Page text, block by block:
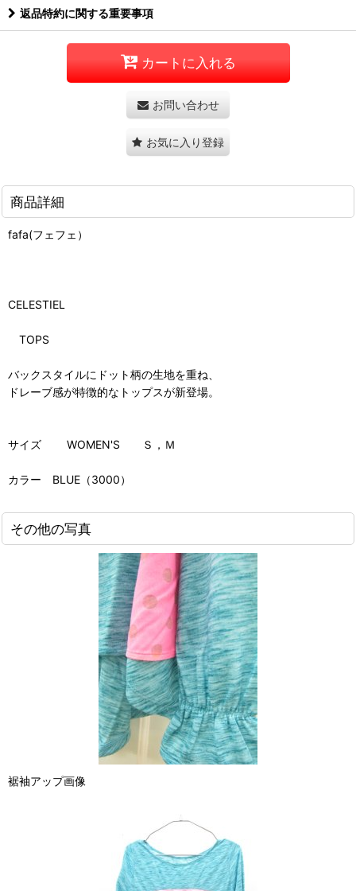
返品特約に関する重要事項
カートに入れる
お問い合わせ
お気に入り登録
商品詳細
fafa(フェフェ）
CELESTIEL
TOPS
バックスタイルにドット柄の生地を重ね、
ドレーブ感が特徴的なトップスが新登場。
サイズ WOMEN'S Ｓ，Ｍ
カラー BLUE（3000）
その他の写真
裾袖アップ画像